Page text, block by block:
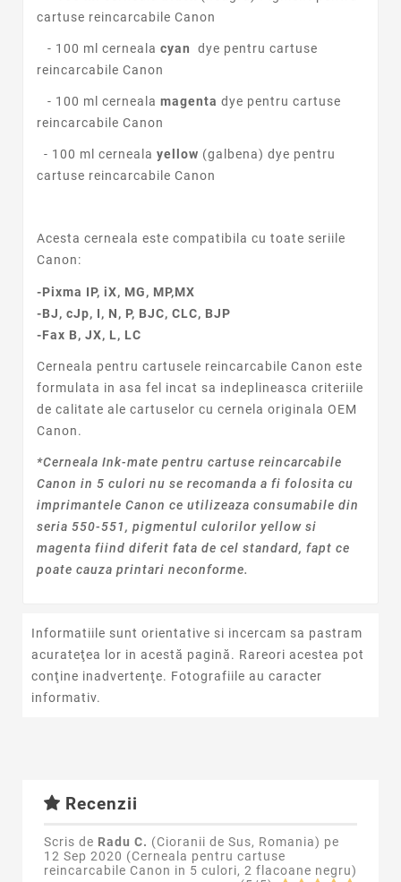
cartuse reincarcabile Canon
- 100 ml cerneala cyan
dye pentru cartuse
reincarcabile Canon
- 100 ml cerneala magenta dye pentru cartuse
reincarcabile Canon
- 100 ml cerneala yellow (galbena) dye pentru
cartuse reincarcabile Canon
Acesta cerneala este compatibila cu toate seriile
Canon:
-Pixma IP, iX, MG, MP,MX
-BJ, cJp, I, N, P, BJC, CLC, BJP
-Fax B, JX, L, LC
Cerneala pentru cartusele reincarcabile Canon este
formulata in asa fel incat sa indeplineasca criteriile
de calitate ale cartuselor cu cernela originala OEM
Canon.
*Cerneala Ink-mate pentru cartuse reincarcabile
Canon in 5 culori nu se recomanda a fi folosita cu
imprimantele Canon ce utilizeaza consumabile din
seria 550-551, pigmentul culorilor yellow si
magenta fiind diferit fata de cel standard, fapt ce
poate cauza printari neconforme.
Informatiile sunt orientative si incercam sa pastram
acurateţea lor in acestă pagină. Rareori acestea pot
conţine inadvertenţe. Fotografiile au caracter
informativ.
Recenzii
Scris de Radu C. (Cioranii de Sus, Romania) pe
12 Sep 2020 (Cerneala pentru cartuse
reincarcabile Canon in 5 culori, 2 flacoane negru)